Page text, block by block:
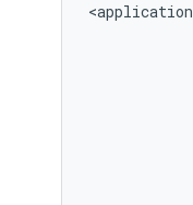
<application